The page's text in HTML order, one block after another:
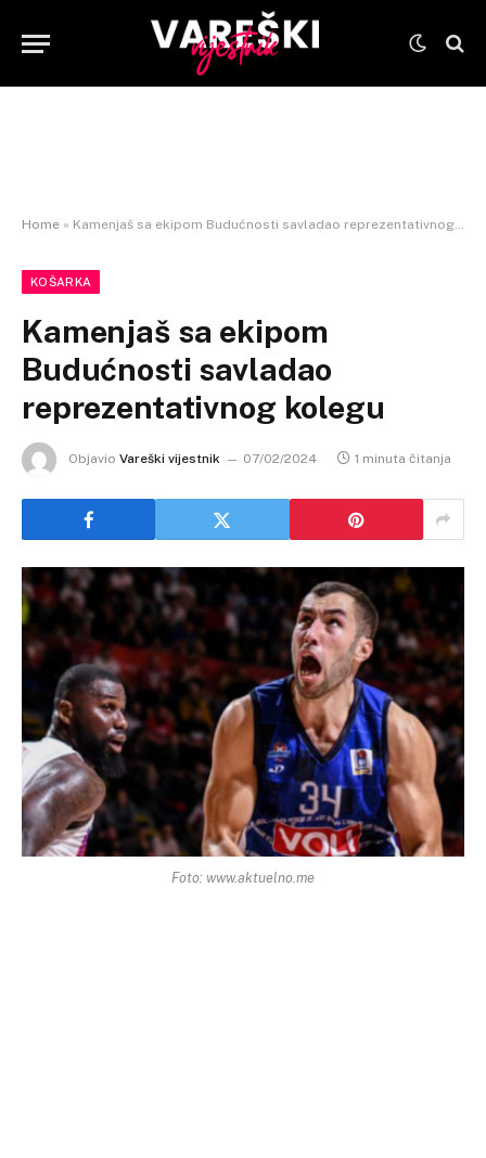
Home » Kamenjaš sa ekipom Budućnosti savladao reprezentativnog kolegu
KOŠARKA
Kamenjaš sa ekipom
Budućnosti savladao
reprezentativnog kolegu
Objavio Vareški vijestnik 07/02/2024 1 minuta čitanja
Foto: www.aktuelno.me